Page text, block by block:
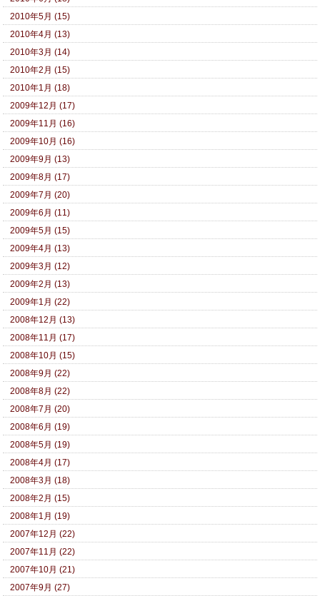
2010年5月 (15)
2010年4月 (13)
2010年3月 (14)
2010年2月 (15)
2010年1月 (18)
2009年12月 (17)
2009年11月 (16)
2009年10月 (16)
2009年9月 (13)
2009年8月 (17)
2009年7月 (20)
2009年6月 (11)
2009年5月 (15)
2009年4月 (13)
2009年3月 (12)
2009年2月 (13)
2009年1月 (22)
2008年12月 (13)
2008年11月 (17)
2008年10月 (15)
2008年9月 (22)
2008年8月 (22)
2008年7月 (20)
2008年6月 (19)
2008年5月 (19)
2008年4月 (17)
2008年3月 (18)
2008年2月 (15)
2008年1月 (19)
2007年12月 (22)
2007年11月 (22)
2007年10月 (21)
2007年9月 (27)